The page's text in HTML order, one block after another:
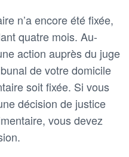
n’a encore été fixée,
quatre mois. Au-
action auprès du juge
de votre domicile
soit fixée. Si vous
décision de justice
vous devez